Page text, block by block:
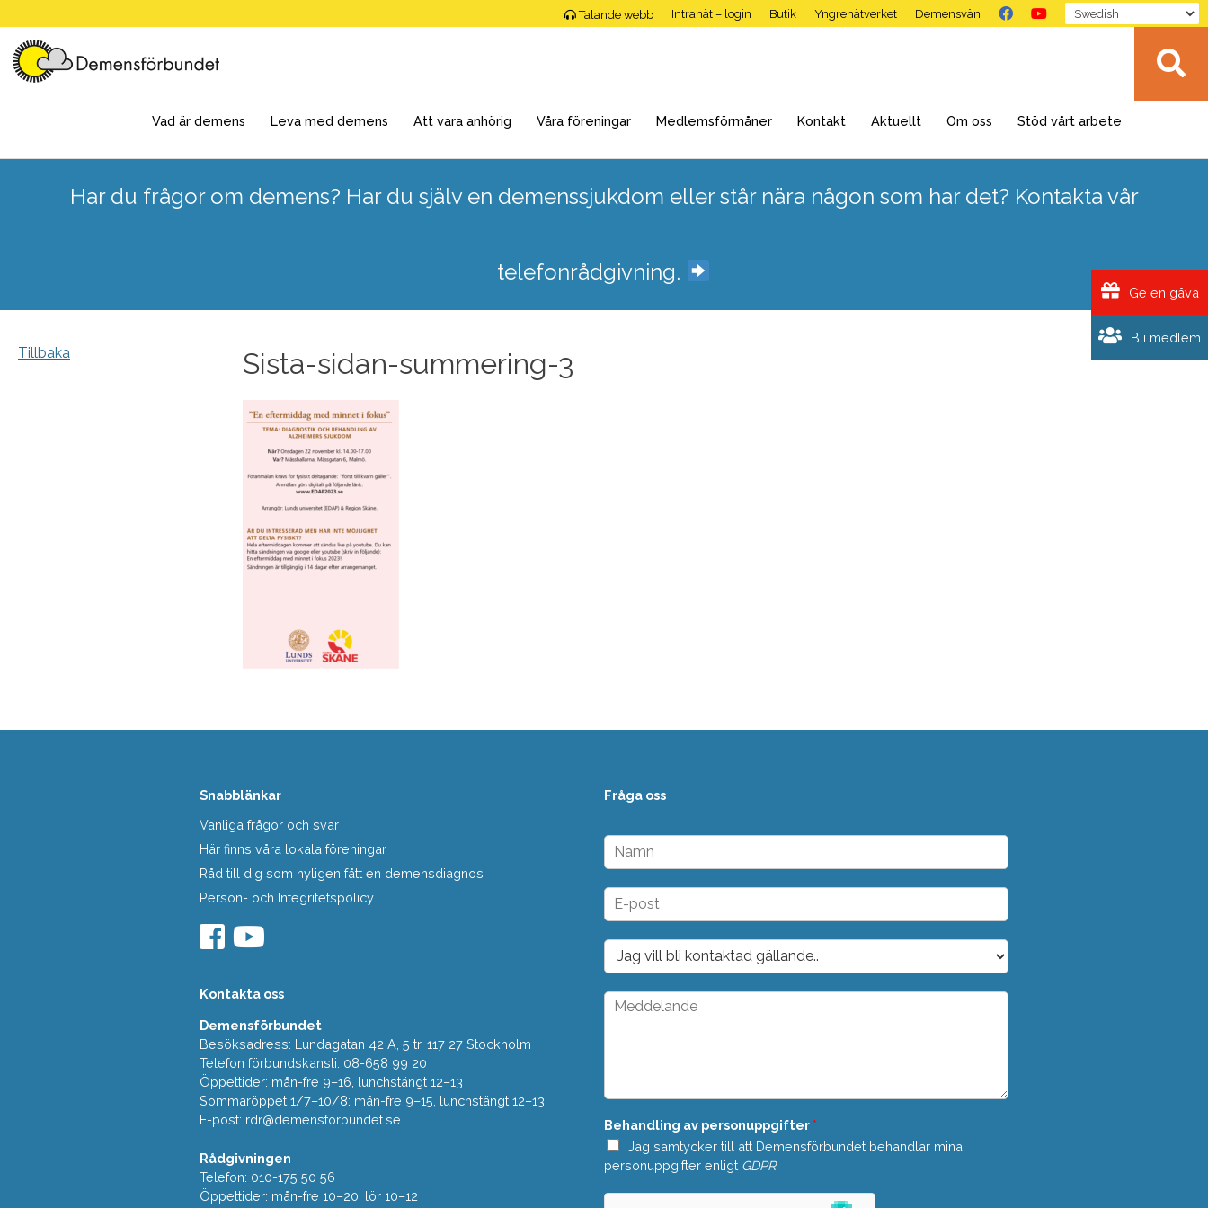
to
content
Talande webb Intranät – login Butik Yngrenätverket Demensvän
Vad är demens Leva med demens Att vara anhörig Våra föreningar Medlemsförmåner Kontakt Aktuellt Om oss Stöd vårt arbete
Har du frågor om demens? Har du själv en demenssjukdom eller står nära någon som har det? Kontakta vår
telefonrådgivning.
Tillbaka Sista-sidan-summering-3
Snabblänkar
Vanliga frågor och svar
Här finns våra lokala föreningar
Råd till dig som nyligen fått en demensdiagnos
Person- och Integritetspolicy
Kontakta oss
Demensförbundet
Besöksadress: Lundagatan 42 A, 5 tr, 117 27 Stockholm
Telefon förbundskansli: 08-658 99 20
Öppettider: mån-fre 9–16, lunchstängt 12–13
Sommaröppet 1/7–10/8: mån-fre 9–15, lunchstängt 12–13
E-post: rdr@demensforbundet.se
Rådgivningen
Telefon: 010-175 50 56
Öppettider: mån-fre 10–20, lör 10–12
Fråga oss
N
m
n
E
p
o
t
*
D
o
p
M
a
d
e
*
Behandling av personuppgifter *
Jag samtycker till att Demensförbundet behandlar mina
personuppgifter enligt GDPR.
Bli medlem
Ge en gåva